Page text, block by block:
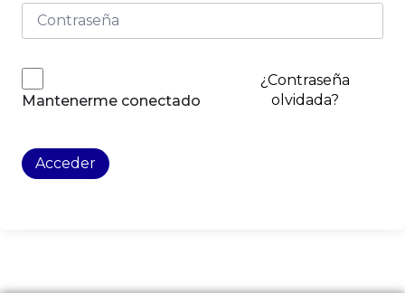
Mantenerme conectado
¿Contraseña
olvidada?
Acceder
$320,00 + ADD